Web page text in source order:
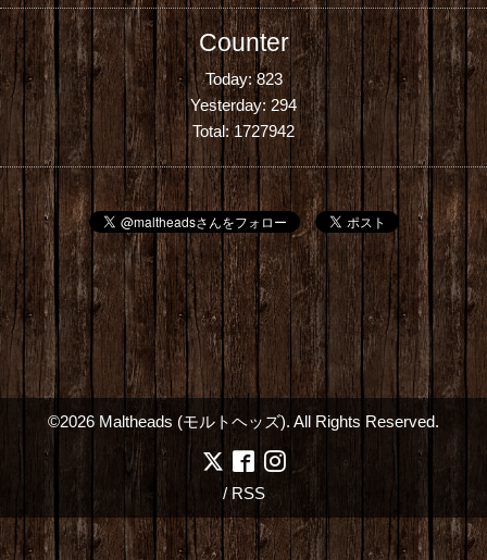
Counter
Today:823
Yesterday:294
Total:1727942
©2026 Maltheads (モルトヘッズ). All Rights Reserved.
/ RSS